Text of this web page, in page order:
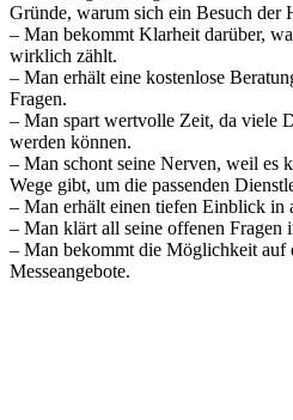
Gründe, warum sich ein Besuch der
– Man bekommt Klarheit darüber,
wirklich zählt.
– Man erhält eine kostenlose
Fragen.
– Man spart wertvolle Zeit, da viele
werden können.
– Man schont seine Nerven, weil es
Wege gibt, um die passenden
– Man erhält einen tiefen Einblick in
– Man klärt all seine offenen Fragen
– Man bekommt die Möglichkeit auf
Messeangebote.